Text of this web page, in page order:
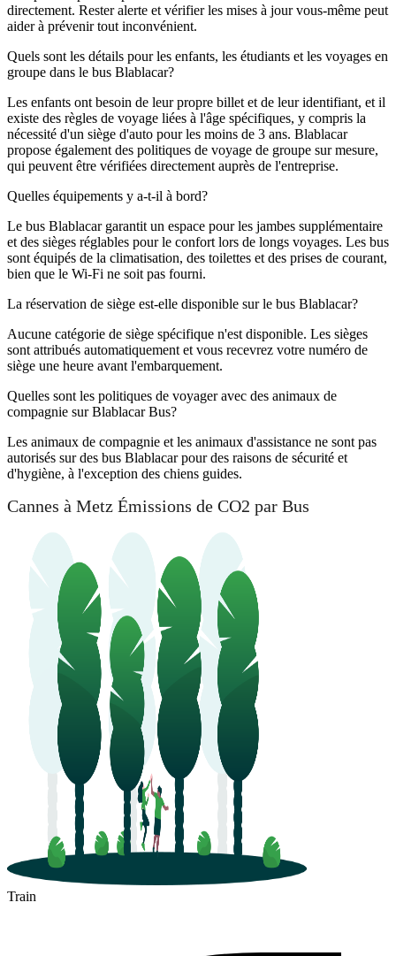
directement. Rester alerte et vérifier les mises à jour vous-même peut
aider à prévenir tout inconvénient.
Quels sont les détails pour les enfants, les étudiants et les voyages en
groupe dans le bus Blablacar?
Les enfants ont besoin de leur propre billet et de leur identifiant, et il
existe des règles de voyage liées à l'âge spécifiques, y compris la
nécessité d'un siège d'auto pour les moins de 3 ans. Blablacar
propose également des politiques de voyage de groupe sur mesure,
qui peuvent être vérifiées directement auprès de l'entreprise.
Quelles équipements y a-t-il à bord?
Le bus Blablacar garantit un espace pour les jambes supplémentaire
et des sièges réglables pour le confort lors de longs voyages. Les bus
sont équipés de la climatisation, des toilettes et des prises de courant,
bien que le Wi-Fi ne soit pas fourni.
La réservation de siège est-elle disponible sur le bus Blablacar?
Aucune catégorie de siège spécifique n'est disponible. Les sièges
sont attribués automatiquement et vous recevrez votre numéro de
siège une heure avant l'embarquement.
Quelles sont les politiques de voyager avec des animaux de
compagnie sur Blablacar Bus?
Les animaux de compagnie et les animaux d'assistance ne sont pas
autorisés sur des bus Blablacar pour des raisons de sécurité et
d'hygiène, à l'exception des chiens guides.
Cannes à Metz Émissions de CO2 par Bus
Train